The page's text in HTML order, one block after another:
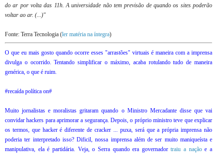
do ar por volta das 11h. A universidade não tem previsão de quando os sites poderão
voltar ao ar. (...)"
Fonte: Terra Tecnologia (ler matéria na íntegra)
O que eu mais gosto quando ocorre esses "arrastões" virtuais é maneira com a imprensa
divulga o ocorrido. Tentando simplificar o máximo, acaba rotulando tudo de maneira
genérica, o que é ruim.
#recaída política on#
Muito jornalistas e moralistas gritaram quando o Ministro Mercadante disse que vai
convidar hackers para aprimorar a segurança. Depois, o próprio ministro teve que explicar
os termos, que hacker é diferente de cracker ... puxa, será que a própria imprensa não
poderia ter interpretado isso? Dificil, nossa imprensa além de ser muito maniqueísta e
manipulativa, ela é partidária. Veja, o Serra quando era governadortraiu a naçãoe a